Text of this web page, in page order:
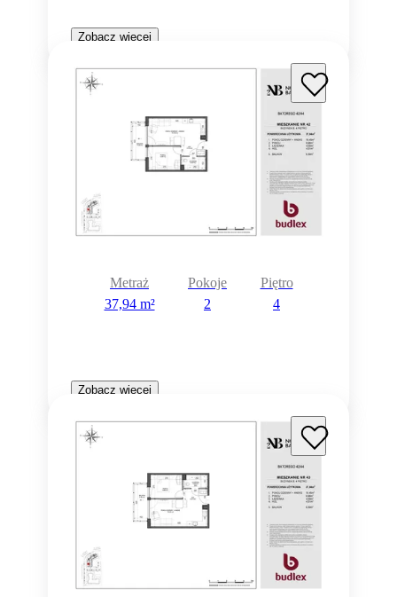
Zobacz więcej
Metraż
37,94 m²
Pokoje
2
Piętro
4
Zobacz więcej